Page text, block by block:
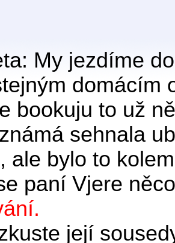
My jezdíme
domácím
bookuju to už
sehnala
ale bylo to
paní Vjere
její